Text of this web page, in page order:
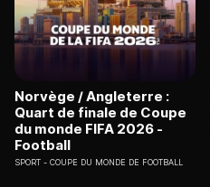
Norvège / Angleterre :
Quart de finale de Coupe
du monde FIFA 2026 -
Football
SPORT COUPE DU MONDE DE FOOTBALL